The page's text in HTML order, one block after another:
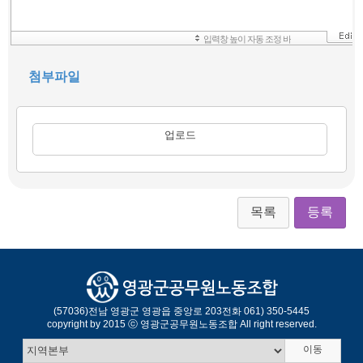
첨부파일
목록 등록
(57036)전남 영광군 영광읍 중앙로 203전화 061) 350-5445
copyright by 2015 ⓒ 영광군공무원노동조합 All right reserved.
이동